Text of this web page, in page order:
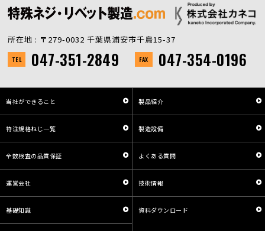
所在地 : 〒279-0032 千葉県浦安市千鳥15-37
TEL 047-351-2849 FAX 047-354-0196
当社ができること 製品紹介
特注規格ねじ一覧 製造設備
全数検査の品質保証 よくある質問
運営会社 技術情報
基礎知識 資料ダウンロード